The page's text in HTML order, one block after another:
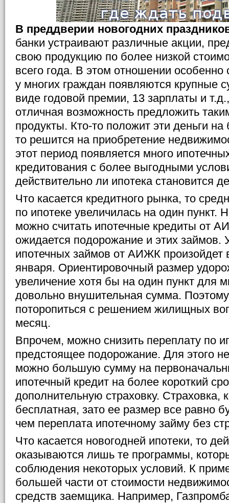
В преддверии новогодних
банки устраивают различные акции,
свою продукцию по более низкой
всего года. В этом отношении особенно
у многих граждан появляются крупные
виде годовой премии, 13 зарплаты и
отличная возможность предложить
продукты. Кто-то положит эти деньги на
то решится на приобретение
этот период появляется много
кредитования с более выгодными
действительно ли ипотека становится
Что касается кредитного рынка, то
по ипотеке увеличилась на один
можно считать ипотечные кредиты от
ожидается подорожание и этих займов.
ипотечных займов от АИЖК произойдет
января. Ориентировочный размер
увеличение хотя бы на один пункт для
довольно внушительная сумма.
поторопиться с решением жилищных
месяц.
Впрочем, можно снизить переплату по
предстоящее подорожание. Для этого
можно большую сумму на
ипотечный кредит на более короткий
дополнительную страховку. Страховка,
бесплатная, зато ее размер все равно
чем переплата ипотечному займу без
Что касается новогодней ипотеки, то
оказываются лишь те программы,
соблюдения некоторых условий. К
большей части от стоимости
средств заемщика. Например,